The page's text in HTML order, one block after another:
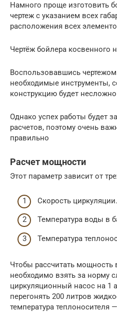
Намного проще изготовить
чертеж с указанием всех
расположения всех
Чертёж бойлера косвенного
Воспользовавшись
необходимые инструменты,
конструкцию будет несложно
Однако успех работы будет
расчетов, поэтому очень
правильно
Расчет мощности
Этот параметр зависит от
Скорость циркуляции.
Температура воды в
Температура
Чтобы рассчитать мощность
необходимо взять за норму
циркуляционный насос на 1
перегонять 200 литров
температура теплоносителя